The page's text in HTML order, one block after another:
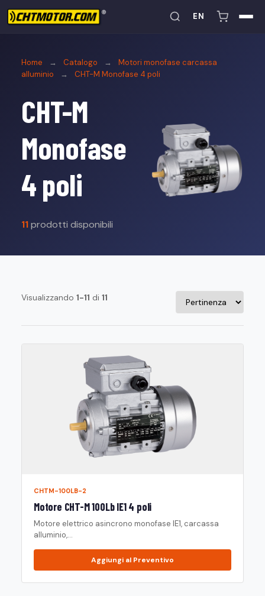
EN
Home → Catalogo →
Motori monofase carcassa
alluminio
→ CHT-M Monofase 4 poli
CHT-M
Monofase
4 poli
11prodotti disponibili
Visualizzando 1-11 di 11
CHTM-100LB-2
Motore CHT-M 100Lb IE1 4 poli
Motore elettrico asincrono monofase IE1, carcassa
alluminio,...
Aggiungi al Preventivo